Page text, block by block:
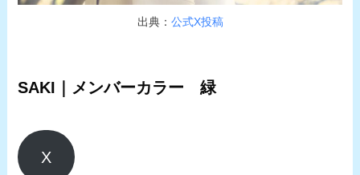
出典： 公式X投稿
SAKI｜メンバーカラー 緑
X